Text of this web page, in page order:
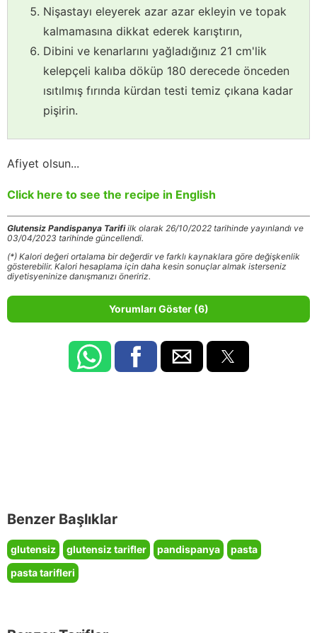
Nişastayı eleyerek azar azar ekleyin ve topak
kalmamasına dikkat ederek karıştırın,
Dibini ve kenarlarını yağladığınız 21 cm'lik
kelepçeli kalıba döküp 180 derecede önceden
ısıtılmış fırında kürdan testi temiz çıkana kadar
pişirin.
Afiyet olsun...
Click here to see the recipe in English
Glutensiz Pandispanya Tarifiilk olarak 26/10/2022 tarihinde yayınlandı ve
03/04/2023 tarihinde güncellendi.
(*) Kalori değeri ortalama bir değerdir ve farklı kaynaklara göre değişkenlik
gösterebilir. Kalori hesaplama için daha kesin sonuçlar almak isterseniz
diyetisyeninize danışmanızı öneririz.
Yorumları Göster (6)
Benzer Başlıklar
glutensiz glutensiz tarifler pandispanya
pasta
pasta tarifleri